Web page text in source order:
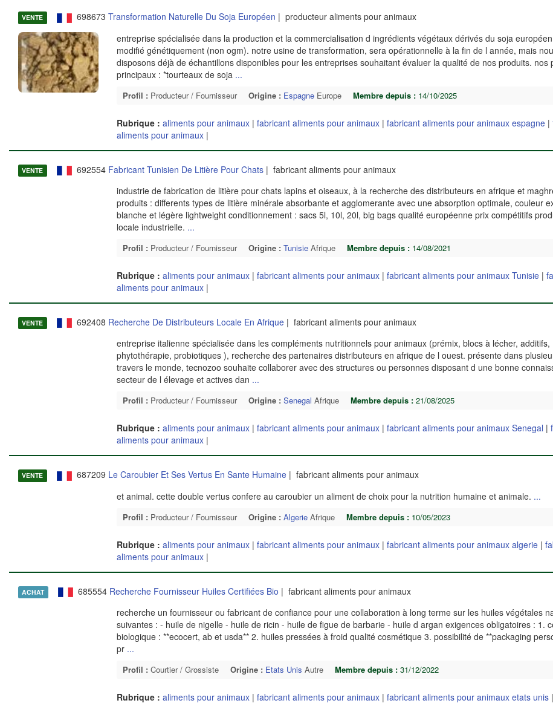
VENTE 698673 Transformation Naturelle Du Soja Européen | producteur aliments pour animaux
entreprise spécialisée dans la production et la commercialisation d ingrédients végétaux dérivés du soja
modifié génétiquement (non ogm). notre usine de transformation, sera opérationnelle à la fin de l année, mais
disposons déjà de échantillons disponibles pour les entreprises souhaitant évaluer la qualité de nos produits. nos
principaux : *tourteaux de soja ...
Profil :Producteur / Fournisseur Origine : EspagneEurope Membre depuis :14/10/2025
Rubrique : aliments pour animaux | fabricant aliments pour animaux| fabricant aliments pour animaux espagne|
aliments pour animaux|
VENTE 692554 Fabricant Tunisien De Litière Pour Chats| fabricant aliments pour animaux
industrie de fabrication de litière pour chats lapins et oiseaux, à la recherche des distributeurs en afrique et
produits : differents types de litière minérale absorbante et agglomerante avec une absorption optimale, couleur
blanche et légère lightweight conditionnement : sacs 5l, 10l, 20l, big bags qualité européenne prix compétitifs
locale industrielle. ...
Profil :Producteur / Fournisseur Origine : TunisieAfrique Membre depuis :14/08/2021
Rubrique : aliments pour animaux | fabricant aliments pour animaux| fabricant aliments pour animaux Tunisie|
aliments pour animaux|
VENTE 692408 Recherche De Distributeurs Locale En Afrique| fabricant aliments pour animaux
entreprise italienne spécialisée dans les compléments nutritionnels pour animaux (prémix, blocs à lécher, additifs,
phytothérapie, probiotiques ), recherche des partenaires distributeurs en afrique de l ouest. présente dans
travers le monde, tecnozoo souhaite collaborer avec des structures ou personnes disposant d une bonne
secteur de l élevage et actives dan ...
Profil :Producteur / Fournisseur Origine : Senegal Afrique Membre depuis :21/08/2025
Rubrique : aliments pour animaux | fabricant aliments pour animaux| fabricant aliments pour animaux Senegal |
aliments pour animaux|
VENTE 687209 Le Caroubier Et Ses Vertus En Sante Humaine| fabricant aliments pour animaux
et animal. cette double vertus confere au caroubier un aliment de choix pour la nutrition humaine et animale. ...
Profil :Producteur / Fournisseur Origine : AlgerieAfrique Membre depuis :10/05/2023
Rubrique : aliments pour animaux | fabricant aliments pour animaux| fabricant aliments pour animaux algerie|
aliments pour animaux|
ACHAT 685554 Recherche Fournisseur Huiles Certifiées Bio | fabricant aliments pour animaux
recherche un fournisseur ou fabricant de confiance pour une collaboration à long terme sur les huiles végétales
suivantes : - huile de nigelle - huile de ricin - huile de figue de barbarie - huile d argan exigences obligatoires : 1.
biologique : **ecocert, ab et usda** 2. huiles pressées à froid qualité cosmétique 3. possibilité de **packaging
pr ...
Profil :Courtier / Grossiste Origine : Etats Unis Autre Membre depuis :31/12/2022
Rubrique : aliments pour animaux | fabricant aliments pour animaux| fabricant aliments pour animaux etats unis|